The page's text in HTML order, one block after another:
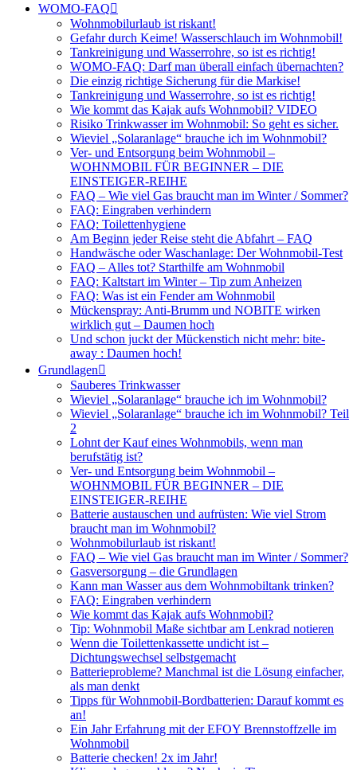
WOMO-FAQ
Wohnmobilurlaub ist riskant!
Gefahr durch Keime! Wasserschlauch im Wohnmobil!
Tankreinigung und Wasserrohre, so ist es richtig!
WOMO-FAQ: Darf man überall einfach übernachten?
Die einzig richtige Sicherung für die Markise!
Tankreinigung und Wasserrohre, so ist es richtig!
Wie kommt das Kajak aufs Wohnmobil? VIDEO
Risiko Trinkwasser im Wohnmobil: So geht es sicher.
Wieviel „Solaranlage“ brauche ich im Wohnmobil?
Ver- und Entsorgung beim Wohnmobil –
WOHNMOBIL FÜR BEGINNER – DIE
EINSTEIGER-REIHE
FAQ – Wie viel Gas braucht man im Winter / Sommer?
FAQ: Eingraben verhindern
FAQ: Toilettenhygiene
Am Beginn jeder Reise steht die Abfahrt – FAQ
Handwäsche oder Waschanlage: Der Wohnmobil-Test
FAQ – Alles tot? Starthilfe am Wohnmobil
FAQ: Kaltstart im Winter – Tip zum Anheizen
FAQ: Was ist ein Fender am Wohnmobil
Mückenspray: Anti-Brumm und NOBITE wirken
wirklich gut – Daumen hoch
Und schon juckt der Mückenstich nicht mehr: bite-
away : Daumen hoch!
Grundlagen
Sauberes Trinkwasser
Wieviel „Solaranlage“ brauche ich im Wohnmobil?
Wieviel „Solaranlage“ brauche ich im Wohnmobil? Teil
2
Lohnt der Kauf eines Wohnmobils, wenn man
berufstätig ist?
Ver- und Entsorgung beim Wohnmobil –
WOHNMOBIL FÜR BEGINNER – DIE
EINSTEIGER-REIHE
Batterie austauschen und aufrüsten: Wie viel Strom
braucht man im Wohnmobil?
Wohnmobilurlaub ist riskant!
FAQ – Wie viel Gas braucht man im Winter / Sommer?
Gasversorgung – die Grundlagen
Kann man Wasser aus dem Wohnmobiltank trinken?
FAQ: Eingraben verhindern
Wie kommt das Kajak aufs Wohnmobil?
Tip: Wohnmobil Maße sichtbar am Lenkrad notieren
Wenn die Toilettenkassette undicht ist –
Dichtungswechsel selbstgemacht
Batterieprobleme? Manchmal ist die Lösung einfacher,
als man denkt
Tipps für Wohnmobil-Bordbatterien: Darauf kommt es
an!
Ein Jahr Erfahrung mit der EFOY Brennstoffzelle im
Wohnmobil
Batterie checken! 2x im Jahr!